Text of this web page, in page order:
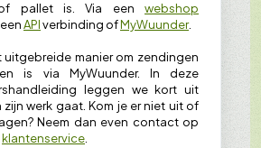
pallet is. Via een webshop
, eenAPIverbinding ofMyWuunder.
uitgebreide manier om zendingen
is via MyWuunder. In deze
leggen we kort uit
werk gaat. Kom je er niet uit of
Neem dan even contact op
klantenservice